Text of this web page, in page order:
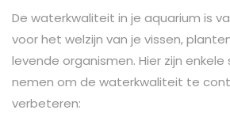
De waterkwaliteit in je aquarium is
voor het welzijn van je vissen,
levende organismen. Hier zijn
nemen om de waterkwaliteit te
verbeteren: